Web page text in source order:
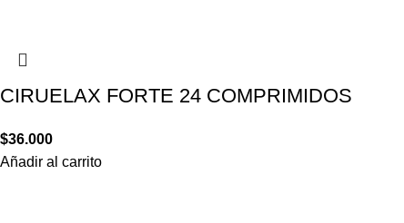
CIRUELAX FORTE 24 COMPRIMIDOS
$36.000
Añadir al carrito